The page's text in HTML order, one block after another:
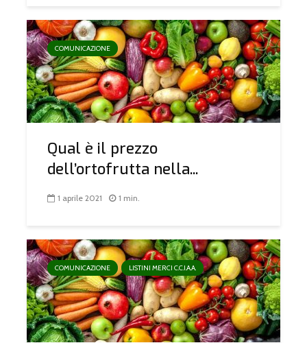
COMUNICAZIONE
Qual è il prezzo
dell’ortofrutta nella...
1 aprile 2021 1 min.
COMUNICAZIONE LISTINI MERCI C.C.I.A.A.